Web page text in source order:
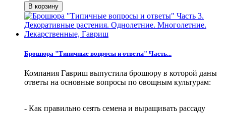
Брошюра "Типичные вопросы и ответы" Часть...
Компания Гавриш выпустила брошюру в которой даны
ответы на основные вопросы по овощным культурам:
- Как правильно сеять семена и выращивать рассаду